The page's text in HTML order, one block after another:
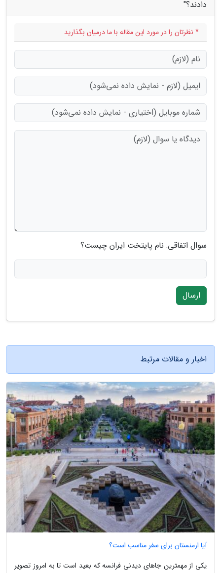
دادند؟"
* نظرتان را در مورد این مقاله با ما درمیان بگذارید
سوال اتفاقی: نام پایتخت ایران چیست؟
ارسال
اخبار و مقالات مرتبط
آیا ارمنستان برای سفر مناسب است؟
یکی از مهمترین جاهای دیدنی فرانسه که بعید است تا به امروز تصویر